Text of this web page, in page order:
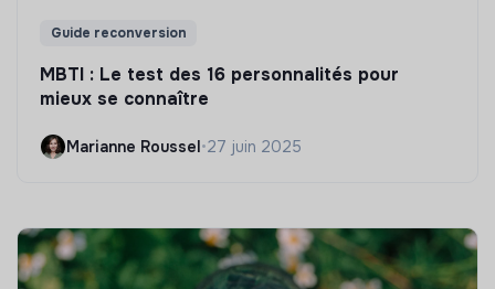
Guide reconversion
MBTI : Le test des 16 personnalités pour
mieux se connaître
Marianne Roussel•27 juin 2025